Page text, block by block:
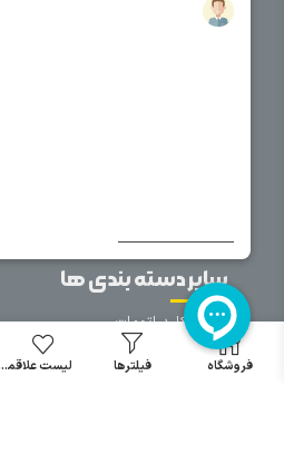
خانه
سایر دسته بندی ها
خرید کلید اتومات
خرید کنتاکتور
خرید فیوز
فروشگاه فیلترها لیست